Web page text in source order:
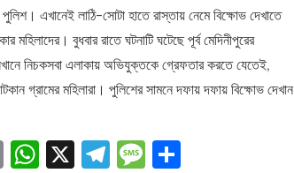
এখানেই লাঠি-সোটা হাতে রাস্তায় নেমে বিক্ষোভ দেখাতে
মহিলাদের। বুধবার রাতে ঘটনাটি ঘটেছে পূর্ব মেদিনীপুরের
নিচকসবা এলাকায় অভিযুক্তকে গ্রেফতার করতে যেতেই,
গ্রামের মহিলারা। পুলিশের সামনে দফায় দফায় বিক্ষোভ দেখান
EmailWhatsApp
X Telegram
Message